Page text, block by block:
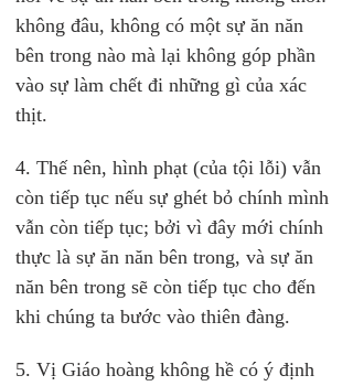
không đâu, không có một sự ăn năn
bên trong nào mà lại không góp phần
vào sự làm chết đi những gì của xác
thịt.
4. Thế nên, hình phạt (của tội lỗi) vẫn
còn tiếp tục nếu sự ghét bỏ chính mình
vẫn còn tiếp tục; bởi vì đây mới chính
thực là sự ăn năn bên trong, và sự ăn
năn bên trong sẽ còn tiếp tục cho đến
khi chúng ta bước vào thiên đàng.
5. Vị Giáo hoàng không hề có ý định